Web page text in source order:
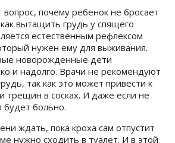
почему ребенок не бросает
вытащить грудь у спящего
естественным рефлексом
нужен ему для выживания.
новорожденные дети
и надолго. Врачи не рекомендуют
так как это может привести к
трещин в сосках. И даже если не
будет больно.
ждать, пока кроха сам отпустит
нужно сходить в туалет. И в этой